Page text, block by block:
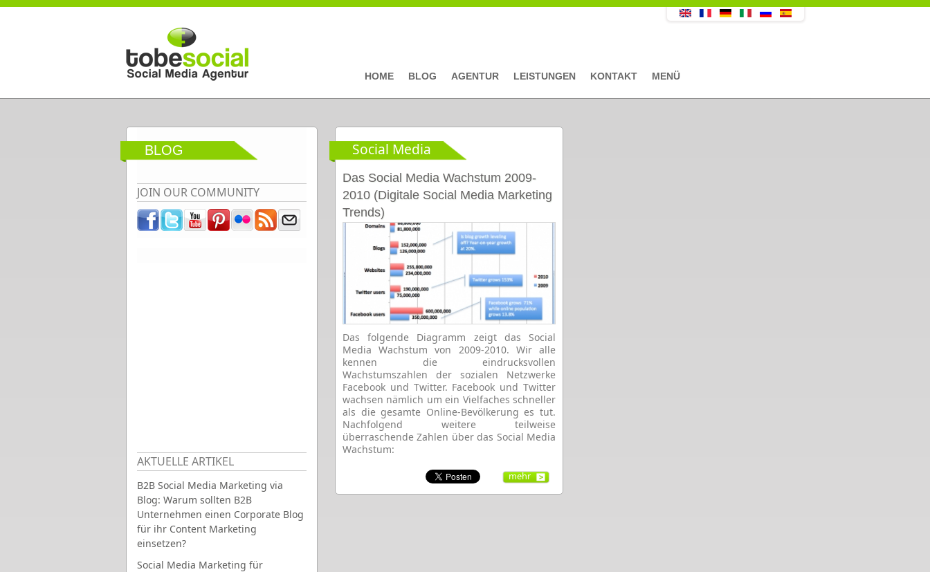
Direkt zum Inhalt
HOME BLOG AGENTUR LEISTUNGEN KONTAKT MENÜ
BLOG
JOIN OUR COMMUNITY
AKTUELLE ARTIKEL
B2B Social Media Marketing via
Blog: Warum sollten B2B
Unternehmen einen Corporate Blog
für ihr Content Marketing
einsetzen?
Social Media Marketing für
Social Media
Das Social Media Wachstum 2009-
2010 (Digitale Social Media Marketing
Trends)
Das folgende Diagramm zeigt das Social
Media Wachstum von 2009-2010. Wir alle
kennen die eindrucksvollen
Wachstumszahlen der sozialen Netzwerke
Facebook und Twitter. Facebook und Twitter
wachsen nämlich um ein Vielfaches schneller
als die gesamte Online-Bevölkerung es tut.
Nachfolgend weitere teilweise
überraschende Zahlen über das Social Media
Wachstum:
mehr